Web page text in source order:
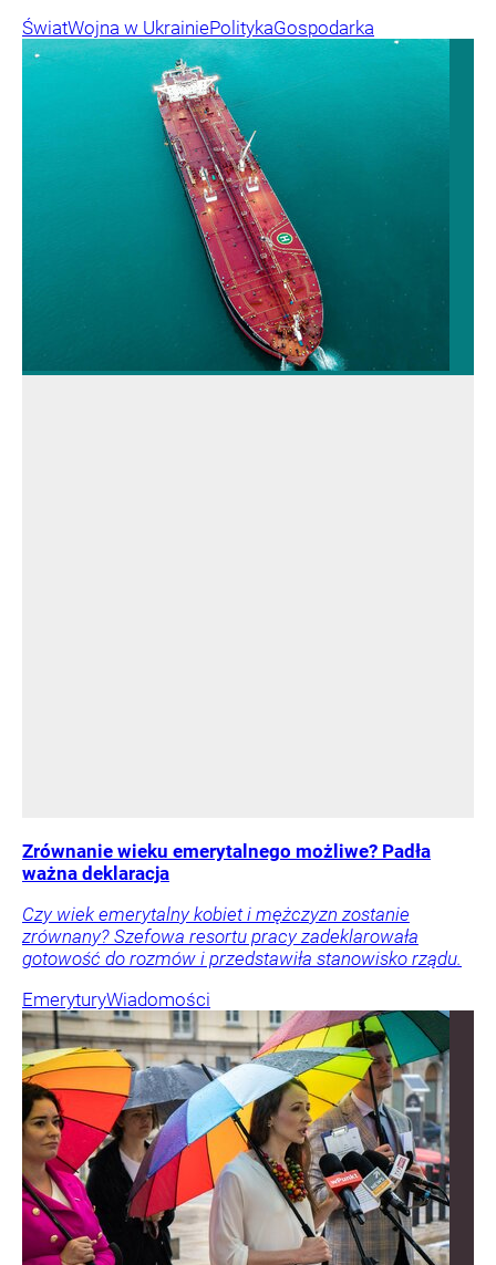
ŚwiatWojna w UkrainiePolitykaGospodarka
Zrównanie wieku emerytalnego możliwe? Padła
ważna deklaracja
Czy wiek emerytalny kobiet i mężczyzn zostanie
zrównany? Szefowa resortu pracy zadeklarowała
gotowość do rozmów i przedstawiła stanowisko rządu.
EmeryturyWiadomości